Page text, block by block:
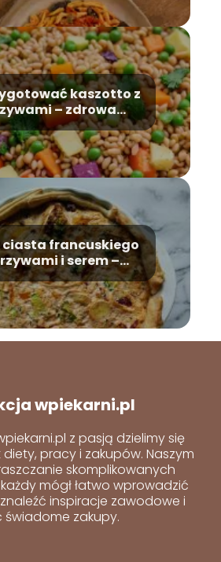
kaszotto z
– zdrowa
na każdą sytuację
ciasta francuskiego
i serem –
przepis
wpiekarni.pl
z pasją dzielimy się
pracy i zakupów. Naszym
skomplikowanych
mógł łatwo wprowadzić
inspiracje zawodowe i
świadome zakupy.